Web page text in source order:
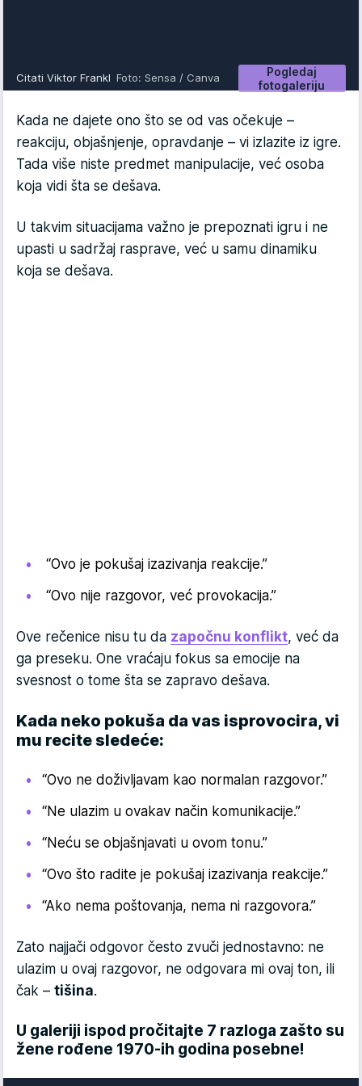
Pogledaj
fotogaleriju
Citati Viktor Frankl Foto: Sensa / Canva
Kada ne dajete ono što se od vas očekuje –
reakciju, objašnjenje, opravdanje – vi izlazite iz igre.
Tada više niste predmet manipulacije, već osoba
koja vidi šta se dešava.
U takvim situacijama važno je prepoznati igru i ne
upasti u sadržaj rasprave, već u samu dinamiku
koja se dešava.
“Ovo je pokušaj izazivanja reakcije.”
“Ovo nije razgovor, već provokacija.”
Ove rečenice nisu tu da započnu konflikt, već da
ga preseku. One vraćaju fokus sa emocije na
svesnost o tome šta se zapravo dešava.
Kada neko pokuša da vas isprovocira, vi
mu recite sledeće:
“Ovo ne doživljavam kao normalan razgovor.”
“Ne ulazim u ovakav način komunikacije.”
“Neću se objašnjavati u ovom tonu.”
“Ovo što radite je pokušaj izazivanja reakcije.”
“Ako nema poštovanja, nema ni razgovora.”
Zato najjači odgovor često zvuči jednostavno: ne
ulazim u ovaj razgovor, ne odgovara mi ovaj ton, ili
čak – tišina.
U galeriji ispod pročitajte 7 razloga zašto su
žene rođene 1970-ih godina posebne!